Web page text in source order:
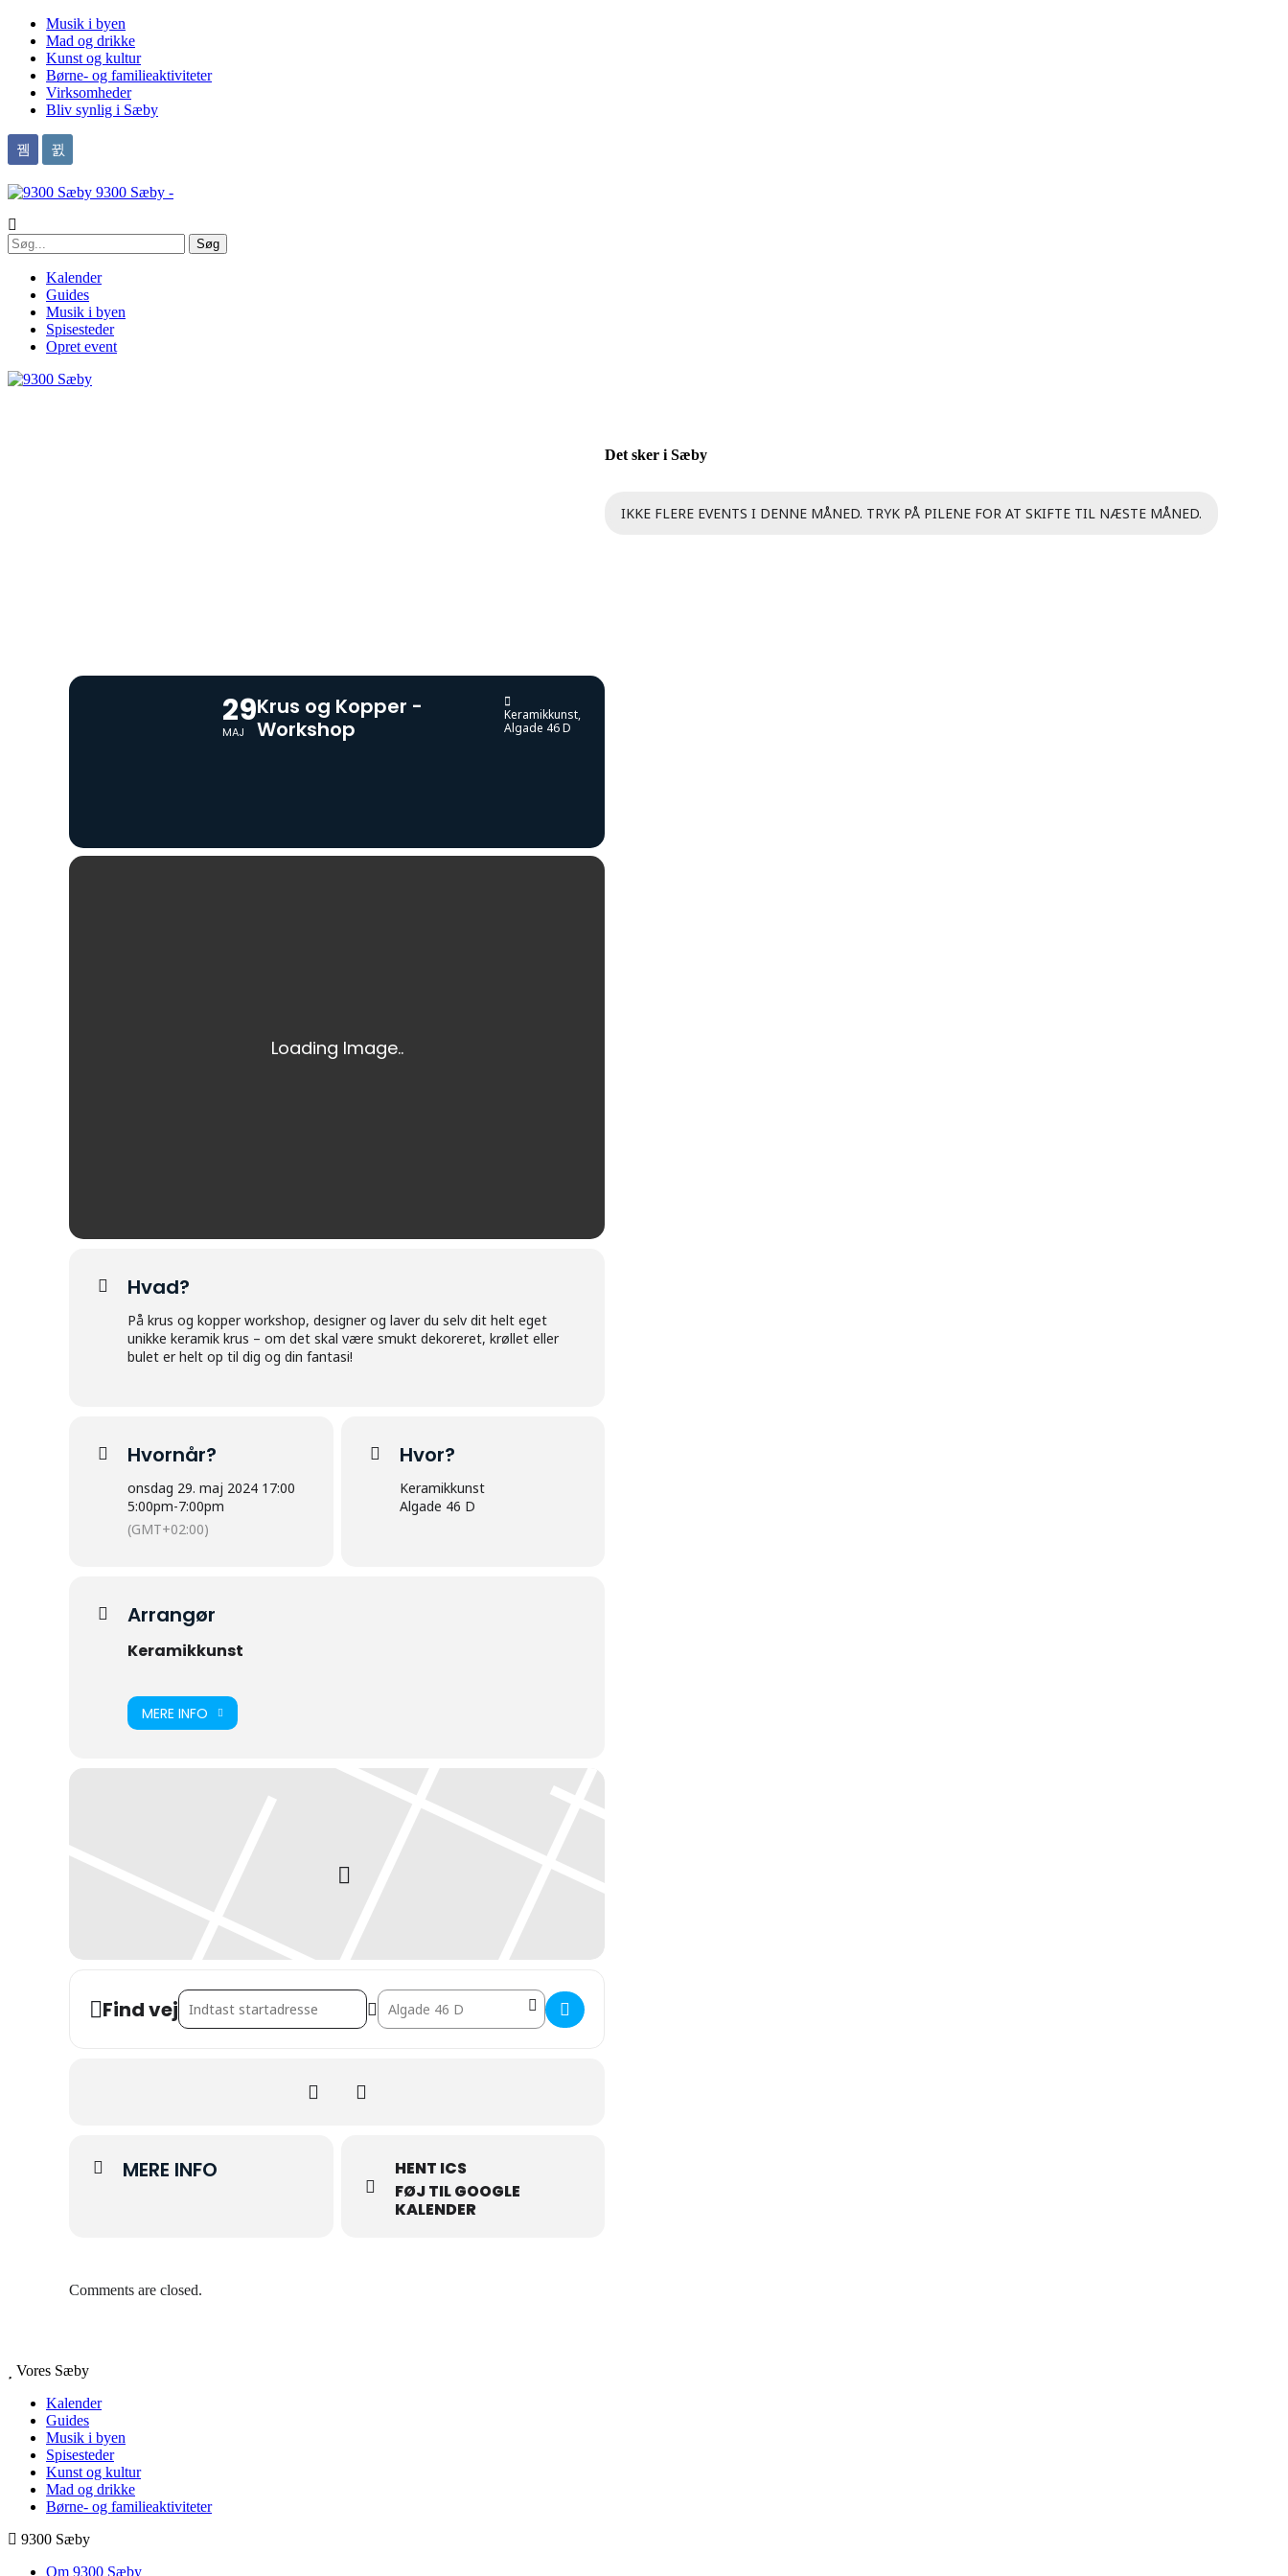
Musik i byen
Mad og drikke
Kunst og kultur
Børne- og familieaktiviteter
Virksomheder
Bliv synlig i Sæby
9300 Sæby -
Kalender
Guides
Musik i byen
Spisesteder
Opret event
29
MAJ
Krus og Kopper -
Workshop
Keramikkunst,
Algade 46 D
Hvad?
På krus og kopper workshop, designer og laver du selv dit helt eget
unikke keramik krus – om det skal være smukt dekoreret, krøllet eller
bulet er helt op til dig og din fantasi!
Hvornår?
onsdag 29. maj 2024 17:00
5:00pm-7:00pm
(GMT+02:00)
Hvor?
Keramikkunst
Algade 46 D
Arrangør
Keramikkunst
MERE INFO
Find vejAddress - Krus og Kopper - Workshop []Destination Address - Krus og Kopper - Workshop []
MERE INFO
HENT ICS
FØJ TIL GOOGLE
KALENDER
Comments are closed.
Det sker i Sæby
IKKE FLERE EVENTS I DENNE MÅNED. TRYK PÅ PILENE FOR AT SKIFTE TIL NÆSTE MÅNED.
Vores Sæby
Kalender
Guides
Musik i byen
Spisesteder
Kunst og kultur
Mad og drikke
Børne- og familieaktiviteter
9300 Sæby
Om 9300 Sæby